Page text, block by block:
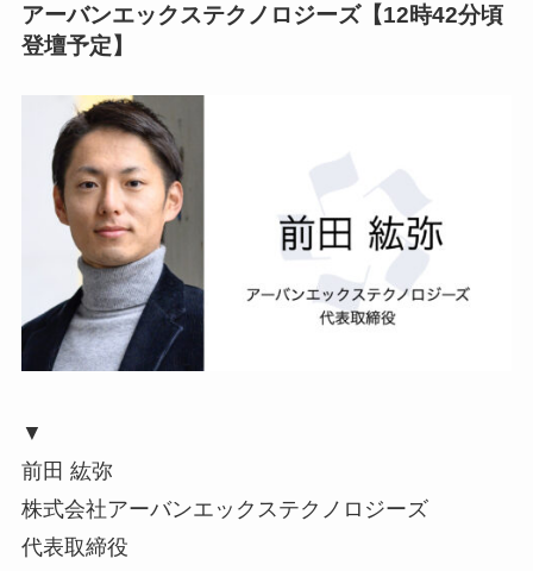
アーバンエックステクノロジーズ【12時42分頃
登壇予定】
▼
前田 紘弥
株式会社アーバンエックステクノロジーズ
代表取締役